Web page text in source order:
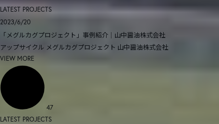
LATEST PROJECTS
2023/6/20
「メグルカグプロジェクト」事例紹介｜山中醤油株式会社
アップサイクル メグルカグプロジェクト 山中醤油株式会社
VIEW MORE
47
LATEST PROJECTS